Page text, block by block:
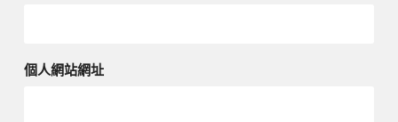
個人網站網址